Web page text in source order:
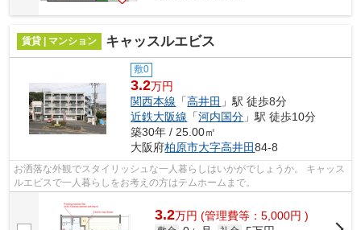
賃貸 | マンション キャッスルエビス
敷0
3.2万円
関西本線 「高井田 」駅 徒歩8分
近鉄大阪線 「河内国分 」駅 徒歩10分
築30年 / 25.00㎡
大阪府柏原市大字高井田84-8
お洒落な外観でスタイリッシュな一人暮らしはいかがでしょうか。 キャッス
ルエビスで一人暮らしをお考えの方はテムホームまで。
3.2万円 (管理費等：5,000円 )